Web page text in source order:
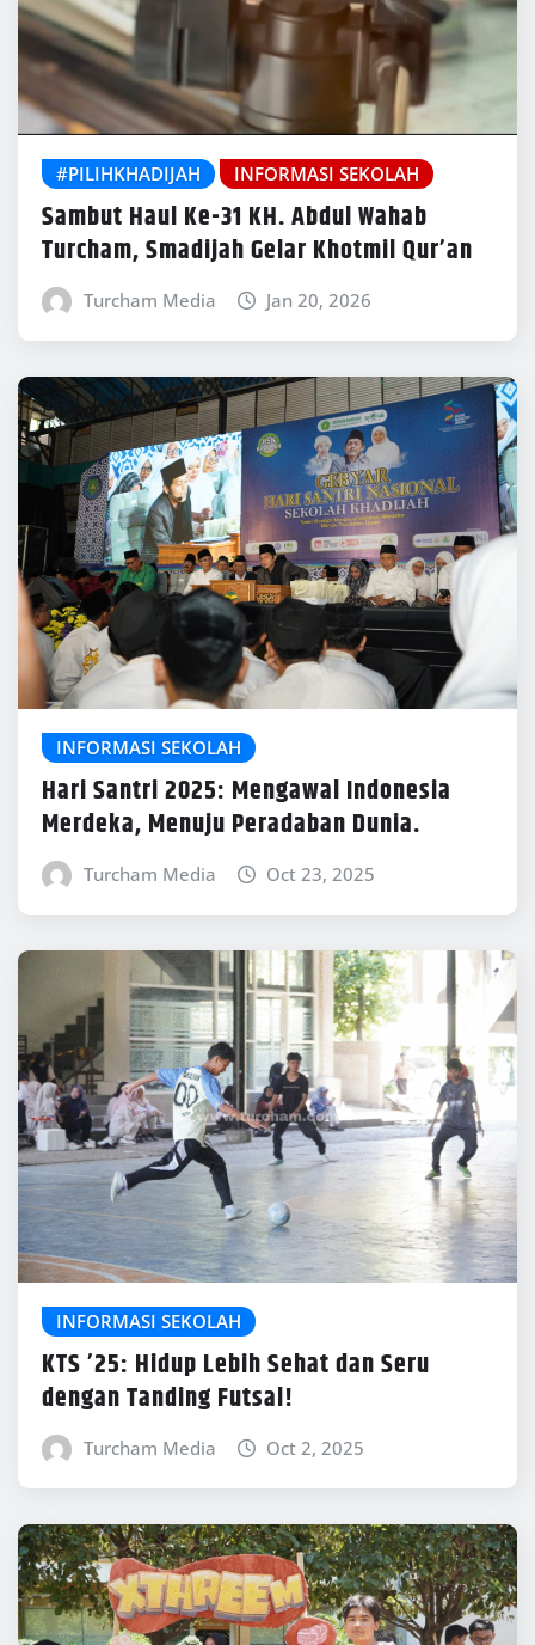
#PILIHKHADIJAH INFORMASI SEKOLAH
Sambut Haul Ke-31 KH. Abdul Wahab
Turcham, Smadijah Gelar Khotmil Qur’an
Turcham Media Jan 20, 2026
INFORMASI SEKOLAH
Hari Santri 2025: Mengawal Indonesia
Merdeka, Menuju Peradaban Dunia.
Turcham Media Oct 23, 2025
INFORMASI SEKOLAH
KTS ’25: Hidup Lebih Sehat dan Seru
dengan Tanding Futsal!
Turcham Media Oct 2, 2025